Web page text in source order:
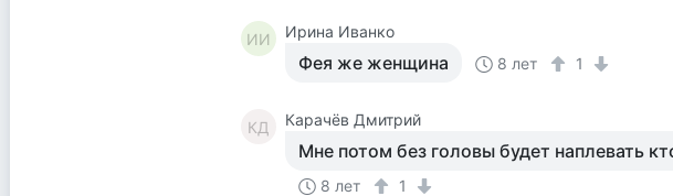
ИИ Ирина Иванко
Фея же женщина 8 лет 1
КД Карачёв Дмитрий
Мне потом без головы будет наплевать
8 лет 1